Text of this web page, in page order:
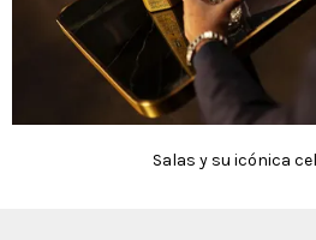
Salas y su icónica